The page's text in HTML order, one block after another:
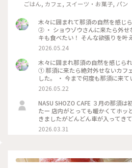
ごはん, カフェ, スイーツ・お菓子, パン
木々に囲まれて那須の自然を感じら
② ・ ショウゾウさんに来たら外せ
キも食べたい！ そんな欲張りを叶
タ」 私はかぼちゃプリン、 相方
キ。 ・ スコーンはさくっとほろ
めにホイップした 生クリームが最
濃厚で美味しかった。 ・ そして
高原の自然を感じながら 日常から
無二のカフェ とっても素敵なカフ
#那須高原 #那須カフェ #ナスショ
フェ
2026.05.24
木々に囲まれ那須の自然を感じられ
① 那須に来たら絶対外せないカフ
した。 ・ 今まで何度も那須に来
んでいて 1、2時間待ちは当たり
（季節にもよるかな） 今回は平日
ずに案内して頂けました。 ・ そし
グラスに注がれた ホットのウイン
を感じられる テラス席で鳥の囀り
時間を。 ・ 店内も魅力的で素敵。
#nasushozocafe #那須高原#那須
2026.05.22
NASU SHOZO CAFE ３月の那須は初めてです この日は寒かっ
たー 店内がとっても暖かくてホッ
きましたがどんどん車が入ってき
くり👀 トーストセットとサンドウ
ンと白いチーズケーキもオーダー
敵なお店なのでおすすめです！
2026.03.31